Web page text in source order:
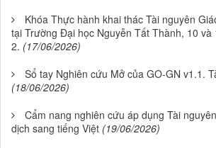
Khóa Thực hành khai thác Tài nguyên
tại Trường Đại học Nguyễn Tất Thành, 10 và
2. (17/06/2026)
Sổ tay Nghiên cứu Mở của GO-GN v1.1.
(18/06/2026)
Cẩm nang nghiên cứu áp dụng Tài
dịch sang tiếng Việt (19/06/2026)